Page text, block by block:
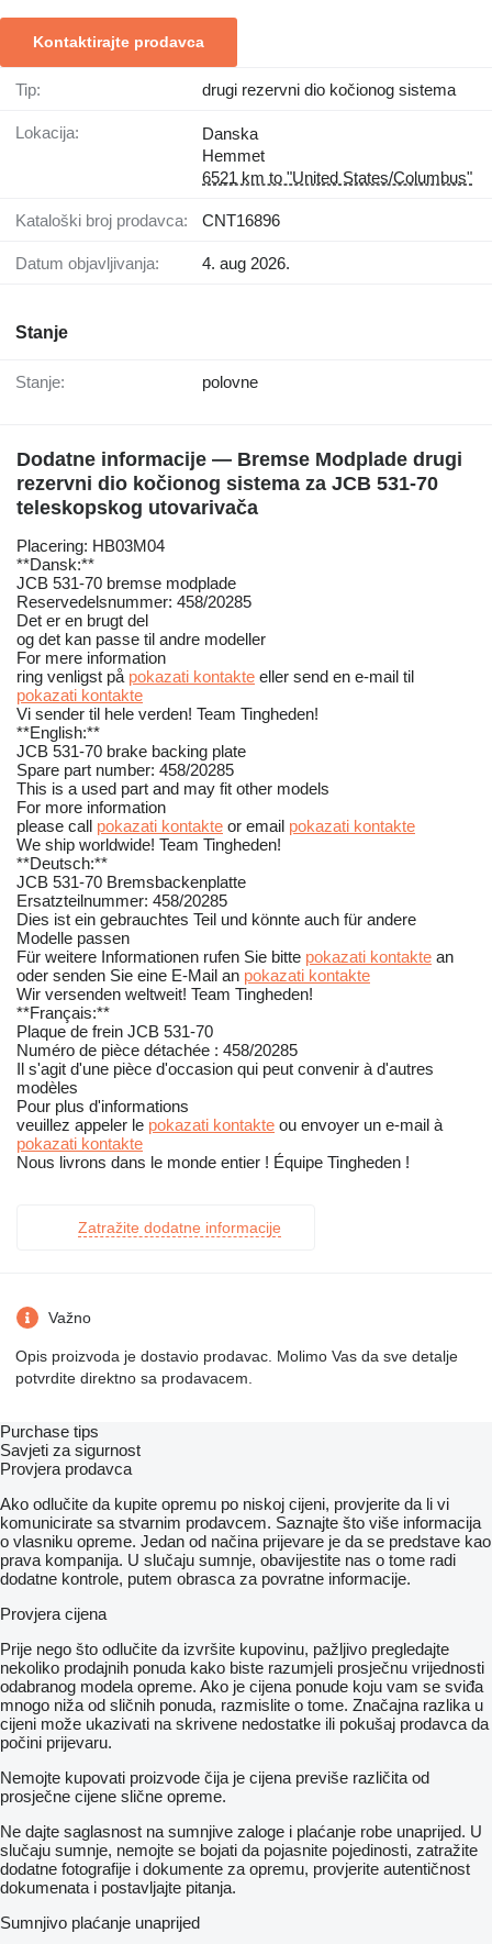
Kontaktirajte prodavca
Tip: drugi rezervni dio kočionog sistema
Lokacija:
Danska
Hemmet
6521 km to "United States/Columbus"
Kataloški broj prodavca: CNT16896
Datum objavljivanja: 4. aug 2026.
Stanje
Stanje: polovne
Dodatne informacije — Bremse Modplade drugi
rezervni dio kočionog sistema za JCB 531-70
teleskopskog utovarivačа
Placering: HB03M04
**Dansk:**
JCB 531-70 bremse modplade
Reservedelsnummer: 458/20285
Det er en brugt del
og det kan passe til andre modeller
For mere information
ring venligst på pokazati kontakte eller send en e-mail til
pokazati kontakte
Vi sender til hele verden! Team Tingheden!
**English:**
JCB 531-70 brake backing plate
Spare part number: 458/20285
This is a used part and may fit other models
For more information
please call pokazati kontakte or email pokazati kontakte
We ship worldwide! Team Tingheden!
**Deutsch:**
JCB 531-70 Bremsbackenplatte
Ersatzteilnummer: 458/20285
Dies ist ein gebrauchtes Teil und könnte auch für andere
Modelle passen
Für weitere Informationen rufen Sie bitte pokazati kontakte an
oder senden Sie eine E-Mail an pokazati kontakte
Wir versenden weltweit! Team Tingheden!
**Français:**
Plaque de frein JCB 531-70
Numéro de pièce détachée : 458/20285
Il s'agit d'une pièce d'occasion qui peut convenir à d'autres
modèles
Pour plus d'informations
veuillez appeler le pokazati kontakte ou envoyer un e-mail à
pokazati kontakte
Nous livrons dans le monde entier ! Équipe Tingheden !
Zatražite dodatne informacije
Važno
Opis proizvoda je dostavio prodavac. Molimo Vas da sve detalje
potvrdite direktno sa prodavacem.
Purchase tips
Savjeti za sigurnost
Provjera prodavca
Ako odlučite da kupite opremu po niskoj cijeni, provjerite da li vi
komunicirate sa stvarnim prodavcem. Saznajte što više informacija
o vlasniku opreme. Jedan od načina prijevare je da se predstave kao
prava kompanija. U slučaju sumnje, obavijestite nas o tome radi
dodatne kontrole, putem obrasca za povratne informacije.
Provjera cijena
Prije nego što odlučite da izvršite kupovinu, pažljivo pregledajte
nekoliko prodajnih ponuda kako biste razumjeli prosječnu vrijednosti
odabranog modela opreme. Ako je cijena ponude koju vam se sviđa
mnogo niža od sličnih ponuda, razmislite o tome. Značajna razlika u
cijeni može ukazivati ​​na skrivene nedostatke ili pokušaj prodavca da
počini prijevaru.
Nemojte kupovati proizvode čija je cijena previše različita od
prosječne cijene slične opreme.
Ne dajte saglasnost na sumnjive zaloge i plaćanje robe unaprijed. U
slučaju sumnje, nemojte se bojati da pojasnite pojedinosti, zatražite
dodatne fotografije i dokumente za opremu, provjerite autentičnost
dokumenata i postavljajte pitanja.
Sumnjivo plaćanje unaprijed